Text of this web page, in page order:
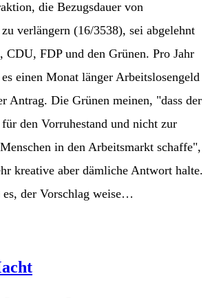
die Bezugsdauer von
verlängern (16/3538), sei abgelehnt
CDU, FDP und den Grünen. Pro Jahr
einen Monat länger Arbeitslosengeld
Antrag. Die Grünen meinen, "dass der
den Vorruhestand und nicht zur
in den Arbeitsmarkt schaffe",
kreative aber dämliche Antwort halte.
der Vorschlag weise…